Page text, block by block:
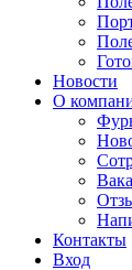
Новости
О
Контакты
Вход